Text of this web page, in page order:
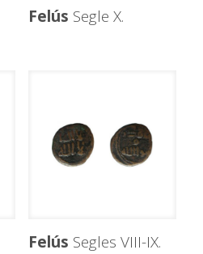
Felús Segle X.
Felús Segles VIII-IX.